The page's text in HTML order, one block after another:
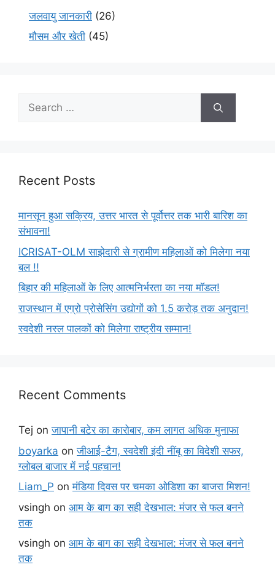
जलवायु जानकारी (26)
मौसम और खेती (45)
Recent Posts
मानसून हुआ सक्रिय, उत्तर भारत से पूर्वोत्तर तक भारी बारिश का
संभावना!
ICRISAT-OLM साझेदारी से ग्रामीण महिलाओं को मिलेगा नया
बल !!
बिहार की महिलाओं के लिए आत्मनिर्भरता का नया मॉडल!
राजस्थान में एग्रो प्रोसेसिंग उद्योगों को 1.5 करोड़ तक अनुदान!
स्वदेशी नस्ल पालकों को मिलेगा राष्ट्रीय सम्मान!
Recent Comments
Tej onजापानी बटेर का कारोबार, कम लागत अधिक मुनाफा
boyarka onजीआई-टैग, स्वदेशी इंदी नींबू का विदेशी सफर,
ग्लोबल बाजार में नई पहचान!
Liam_P onमंडिया दिवस पर चमका ओडिशा का बाजरा मिशन!
vsingh on आम के बाग का सही देखभाल: मंजर से फल बनने
तक
vsingh on आम के बाग का सही देखभाल: मंजर से फल बनने
तक